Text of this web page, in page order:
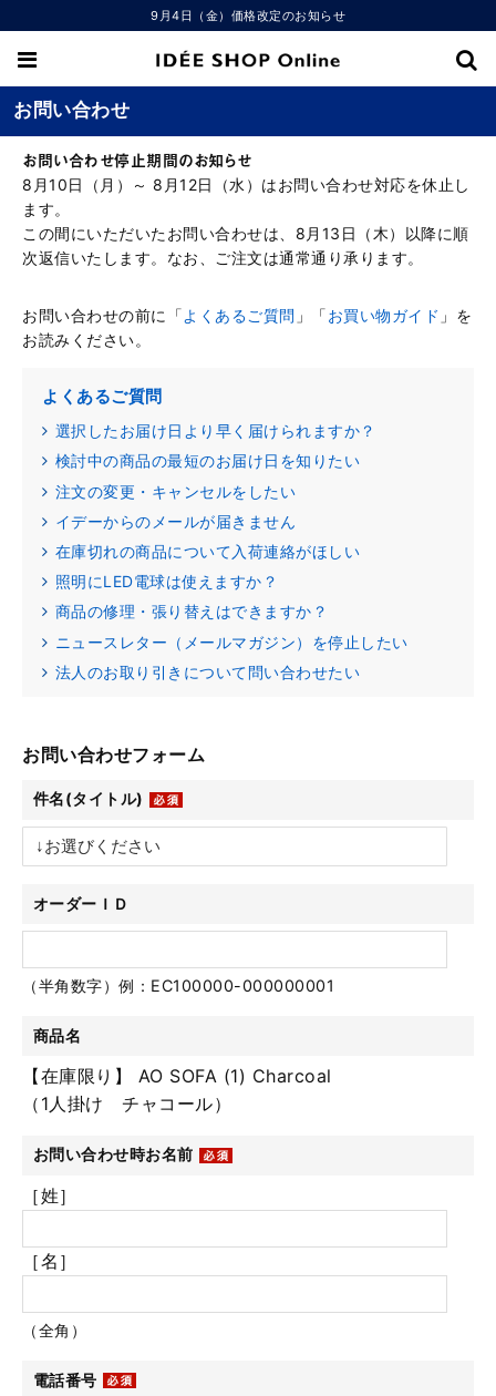
9月4日（金）価格改定のお知らせ
お問い合わせ
お問い合わせ停止期間のお知らせ
8月10日（月）～ 8月12日（水）はお問い合わせ対応を休止し
ます。
この間にいただいたお問い合わせは、8月13日（木）以降に順
次返信いたします。なお、ご注文は通常通り承ります。
お問い合わせの前に「よくあるご質問 」「お買い物ガイド 」を
お読みください。
よくあるご質問
選択したお届け日より早く届けられますか？
検討中の商品の最短のお届け日を知りたい
注文の変更・キャンセルをしたい
イデーからのメールが届きません
在庫切れの商品について入荷連絡がほしい
照明にLED電球は使えますか？
商品の修理・張り替えはできますか？
ニュースレター（メールマガジン）を停止したい
法人のお取り引きについて問い合わせたい
お問い合わせフォーム
件名(タイトル)
オーダーＩＤ
（半角数字）例：EC100000-000000001
商品名
【在庫限り】 AO SOFA (1) Charcoal
（1人掛け チャコール）
お問い合わせ時お名前
［姓］
［名］
（全角）
電話番号